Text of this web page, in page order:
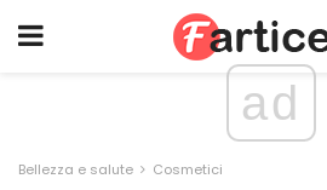
ad
Bellezza e salute Cosmetici